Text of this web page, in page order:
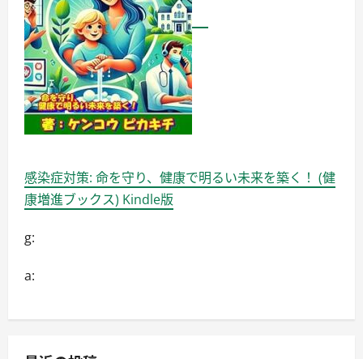
感染症対策: 命を守り、健康で明るい未来を築く！ (健
康増進ブックス) Kindle版
g:
a: